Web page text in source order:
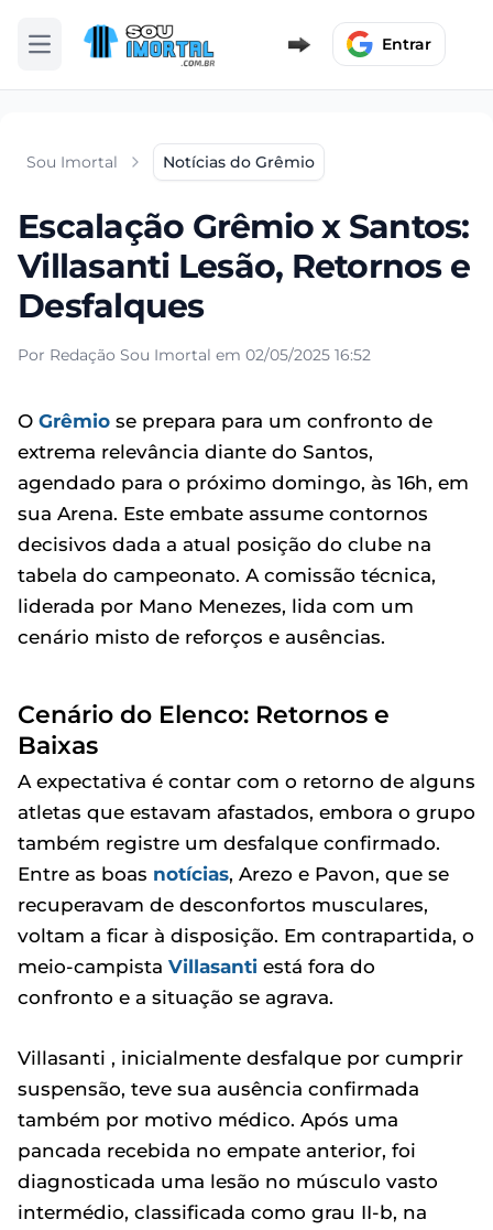
Abrir menu Entrar
Sou Imortal Notícias do Grêmio
Escalação Grêmio x Santos:
Villasanti Lesão, Retornos e
Desfalques
Por Redação Sou Imortal em 02/05/2025 16:52
O Grêmio se prepara para um confronto de
extrema relevância diante do Santos,
agendado para o próximo domingo, às 16h, em
sua Arena. Este embate assume contornos
decisivos dada a atual posição do clube na
tabela do campeonato. A comissão técnica,
liderada por Mano Menezes, lida com um
cenário misto de reforços e ausências.
Cenário do Elenco: Retornos e
Baixas
A expectativa é contar com o retorno de alguns
atletas que estavam afastados, embora o grupo
também registre um desfalque confirmado.
Entre as boas notícias, Arezo e Pavon, que se
recuperavam de desconfortos musculares,
voltam a ficar à disposição. Em contrapartida, o
meio-campista Villasanti está fora do
confronto e a situação se agrava.
Villasanti , inicialmente desfalque por cumprir
suspensão, teve sua ausência confirmada
também por motivo médico. Após uma
pancada recebida no empate anterior, foi
diagnosticada uma lesão no músculo vasto
intermédio, classificada como grau II-b, na